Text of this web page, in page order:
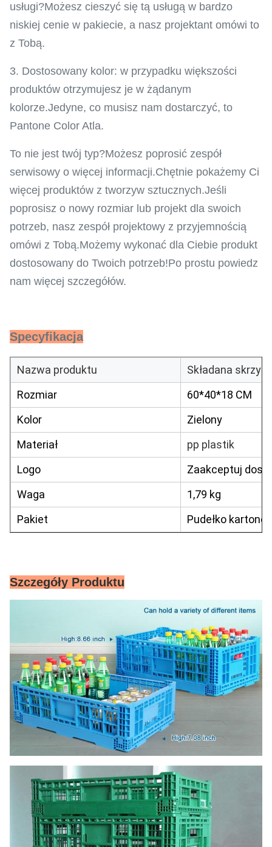
usługi?Możesz cieszyć się tą usługą w bardzo
niskiej cenie w pakiecie, a nasz projektant omówi to
z Tobą.
3. Dostosowany kolor: w przypadku większości
produktów otrzymujesz je w żądanym
kolorze.Jedyne, co musisz nam dostarczyć, to
Pantone Color Atla.
To nie jest twój typ?Możesz poprosić zespół
serwisowy o więcej informacji.Chętnie pokażemy Ci
więcej produktów z tworzyw sztucznych.Jeśli
poprosisz o nowy rozmiar lub projekt dla swoich
potrzeb, nasz zespół projektowy z przyjemnością
omówi z Tobą.Możemy wykonać dla Ciebie produkt
dostosowany do Twoich potrzeb!Po prostu powiedz
nam więcej szczegółów.
Specyfikacja
Nazwa produktu
Składana
Rozmiar
60*40*18 CM
Kolor
Zielony
Materiał
pp plastik
Logo
Zaakceptuj
Waga
1,79 kg
Pakiet
Pudełko
Szczegóły Produktu